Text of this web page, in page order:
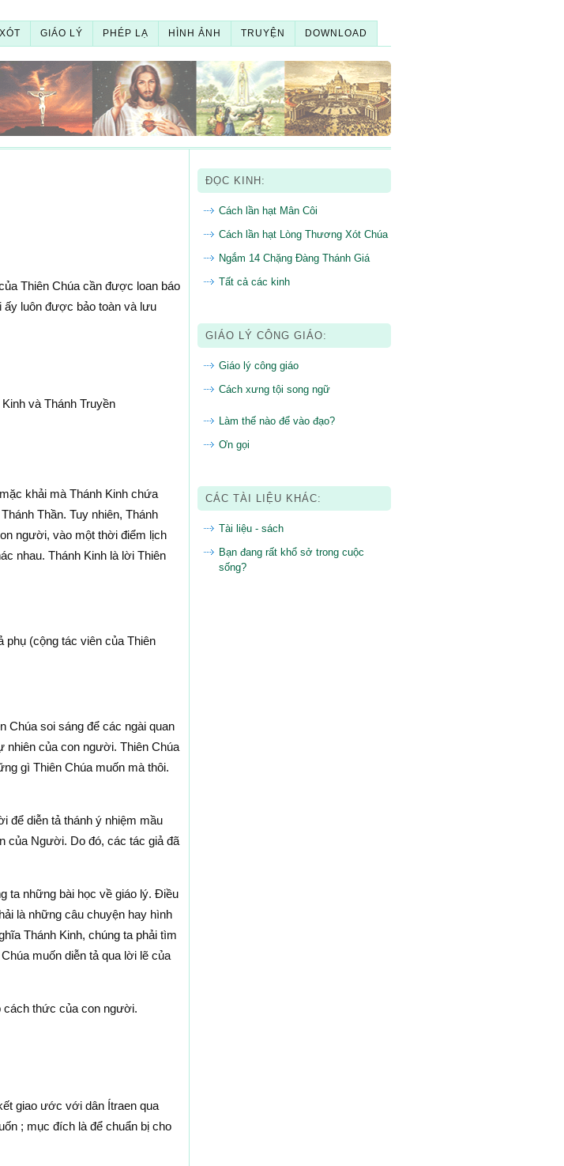
GIÁO LÝ PHÉP LẠ HÌNH ẢNH TRUYỆN DOWNLOAD
Thiên Chúa cần được loan báo
ấy luôn được bảo toàn và lưu
và Thánh Truyền
khải mà Thánh Kinh chứa
Thần. Tuy nhiên, Thánh
người, vào một thời điểm lịch
nhau. Thánh Kinh là lời Thiên
phụ (cộng tác viên của Thiên
Chúa soi sáng để các ngài quan
nhiên của con người. Thiên Chúa
gì Thiên Chúa muốn mà thôi.
để diễn tả thánh ý nhiệm mầu
của Người. Do đó, các tác giả đã
ta những bài học về giáo lý. Điều
là những câu chuyện hay hình
Thánh Kinh, chúng ta phải tìm
muốn diễn tả qua lời lẽ của
cách thức của con người.
giao ước với dân Ítraen qua
; mục đích là để chuẩn bị cho
ĐỌC KINH:
Cách lần hạt Mân Côi
Cách lần hạt Lòng Thương Xót Chúa
Ngắm 14 Chặng Đàng Thánh Giá
Tất cả các kinh
GIÁO LÝ CÔNG GIÁO:
Giáo lý công giáo
Cách xưng tội song ngữ
Làm thế nào để vào đạo?
Ơn gọi
CÁC TÀI LIỆU KHÁC:
Tài liệu - sách
Bạn đang rất khổ sở trong cuộc
sống?